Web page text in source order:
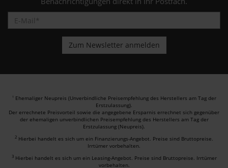
1 Ehemaliger Neupreis (Unverbindliche Preisempfehlung des Herstellers am Tag der
Erstzulassung).
Der errechnete Preisvorteil sowie die angegebene Ersparnis errechnet sich gegenüber
der ehemaligen unverbindlichen Preisempfehlung des Herstellers am Tag der
Erstzulassung (Neupreis).
2 Hierbei handelt es sich um ein Finanzierungs-Angebot. Preise sind Bruttopreise.
Irrtümer vorbehalten.
3 Hierbei handelt es sich um ein Leasing-Angebot. Preise sind Bruttopreise. Irrtümer
vorbehalten.